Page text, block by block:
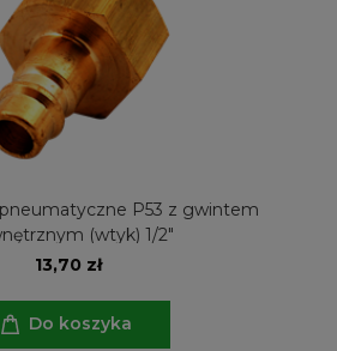
pneumatyczne P53 z gwintem
(wtyk) 1/2"
13,70 zł
Do koszyka